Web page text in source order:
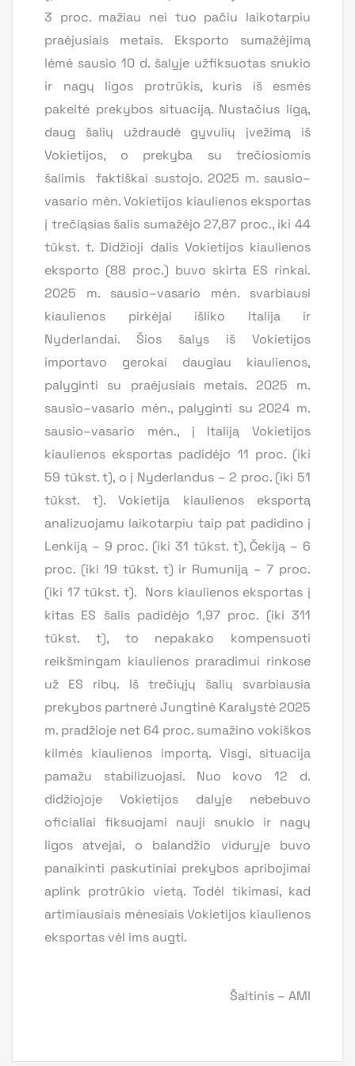
3 proc. mažiau nei tuo pačiu laikotarpiu
praėjusiais metais. Eksporto sumažėjimą
lėmė sausio 10 d. šalyje užfiksuotas snukio
ir nagų ligos protrūkis, kuris iš esmės
pakeitė prekybos situaciją. Nustačius ligą,
daug šalių uždraudė gyvulių įvežimą iš
Vokietijos, o prekyba su trečiosiomis
šalimis faktiškai sustojo. 2025 m. sausio–
vasario mėn. Vokietijos kiaulienos eksportas
į trečiąsias šalis sumažėjo 27,87 proc., iki 44
tūkst. t. Didžioji dalis Vokietijos kiaulienos
eksporto (88 proc.) buvo skirta ES rinkai.
2025 m. sausio–vasario mėn. svarbiausi
kiaulienos pirkėjai išliko Italija ir
Nyderlandai. Šios šalys iš Vokietijos
importavo gerokai daugiau kiaulienos,
palyginti su praėjusiais metais. 2025 m.
sausio–vasario mėn., palyginti su 2024 m.
sausio–vasario mėn., į Italiją Vokietijos
kiaulienos eksportas padidėjo 11 proc. (iki
59 tūkst. t), o į Nyderlandus – 2 proc. (iki 51
tūkst. t). Vokietija kiaulienos eksportą
analizuojamu laikotarpiu taip pat padidino į
Lenkiją – 9 proc. (iki 31 tūkst. t), Čekiją – 6
proc. (iki 19 tūkst. t) ir Rumuniją – 7 proc.
(iki 17 tūkst. t). Nors kiaulienos eksportas į
kitas ES šalis padidėjo 1,97 proc. (iki 311
tūkst. t), to nepakako kompensuoti
reikšmingam kiaulienos praradimui rinkose
už ES ribų. Iš trečiųjų šalių svarbiausia
prekybos partnerė Jungtinė Karalystė 2025
m. pradžioje net 64 proc. sumažino vokiškos
kilmės kiaulienos importą. Visgi, situacija
pamažu stabilizuojasi. Nuo kovo 12 d.
didžiojoje Vokietijos dalyje nebebuvo
oficialiai fiksuojami nauji snukio ir nagų
ligos atvejai, o balandžio viduryje buvo
panaikinti paskutiniai prekybos apribojimai
aplink protrūkio vietą. Todėl tikimasi, kad
artimiausiais mėnesiais Vokietijos kiaulienos
eksportas vėl ims augti.
Šaltinis – AMI